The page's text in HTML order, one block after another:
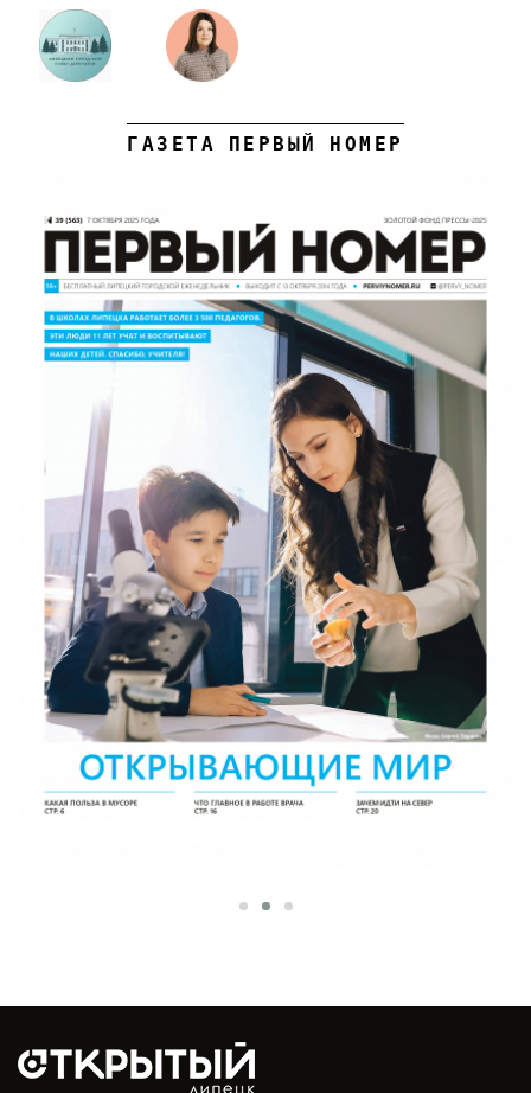
ГАЗЕТА ПЕРВЫЙ НОМЕР